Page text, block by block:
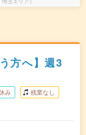
方へ】週3
み 残業なし